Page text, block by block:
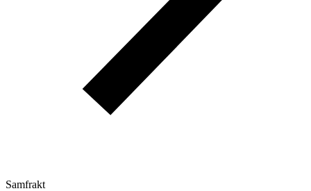
Samfrakt